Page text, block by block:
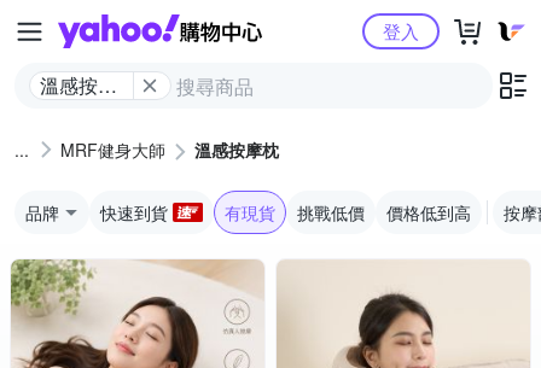
Yahoo購物中心
溫感按摩
登入
MRF健身大師 溫感按摩枕
品牌 快速到貨 有現貨 挑戰低價 價格低到高 按